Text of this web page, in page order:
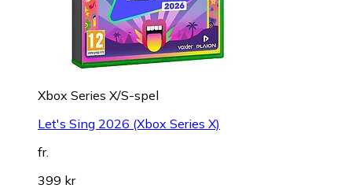
Xbox Series X/S-spel
Let's Sing 2026 (Xbox Series X)
fr.
399 kr